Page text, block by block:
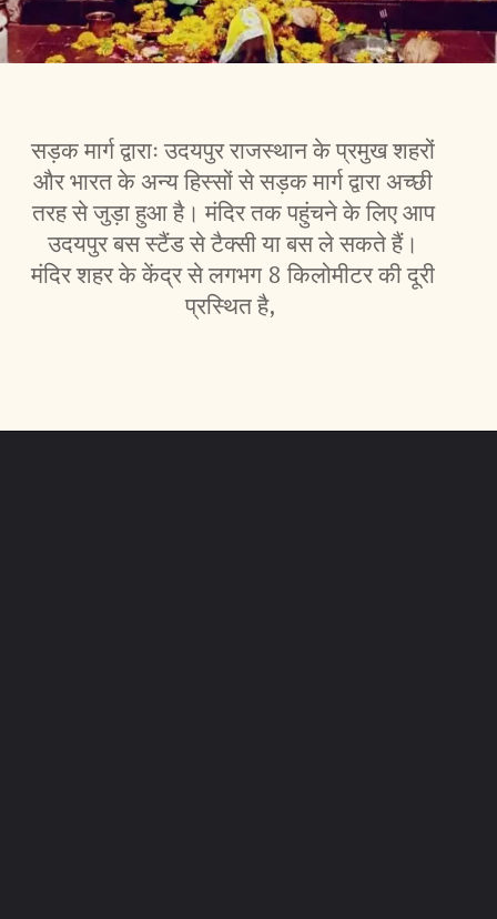
सड़क मार्ग द्वाराः उदयपुर राजस्थान के प्रमुख शहरों
और भारत के अन्य हिस्सों से सड़क मार्ग द्वारा अच्छी
तरह से जुड़ा हुआ है। मंदिर तक पहुंचने के लिए आप
उदयपुर बस स्टैंड से टैक्सी या बस ले सकते हैं।
मंदिर शहर के केंद्र से लगभग 8 किलोमीटर की दूरी
प्रस्थित है,